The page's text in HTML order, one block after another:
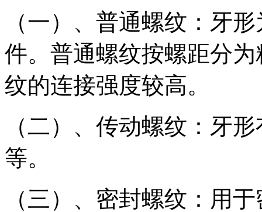
（一）、普通螺纹：牙
件。普通螺纹按螺距分
纹的连接强度较高。
（二）、传动螺纹：牙
等。
（三）、密封螺纹：用